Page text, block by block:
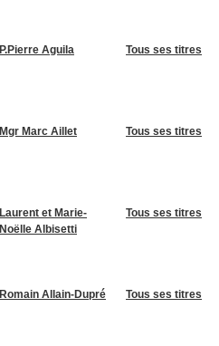
P.Pierre Aguila Tous ses titres
Mgr Marc Aillet Tous ses titres
Laurent et Marie-
Noëlle Albisetti
Tous ses titres
Romain Allain-Dupré Tous ses titres